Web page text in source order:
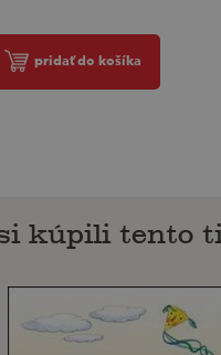
pridať do košíka
kúpili tento